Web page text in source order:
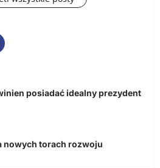
posiadać idealny prezydent
nowych torach rozwoju